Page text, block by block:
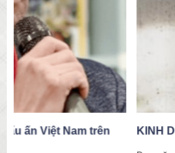
KINH DOANH TRÊN NỀN VĂN